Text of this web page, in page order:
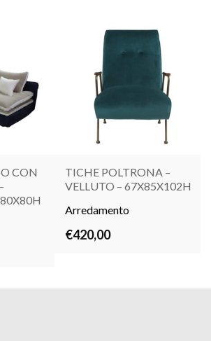
CON
LEGGI TUTTO
TICHE POLTRONA –
VELLUTO – 67X85X102H
Arredamento
€420,00